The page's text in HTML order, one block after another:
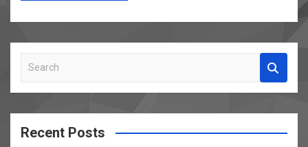
a
r
cRecent Posts